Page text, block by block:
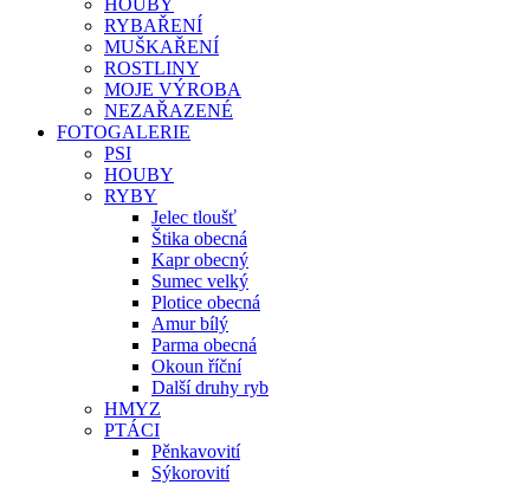
HOUBY
RYBAŘENÍ
MUŠKAŘENÍ
ROSTLINY
MOJE VÝROBA
NEZAŘAZENÉ
FOTOGALERIE
PSI
HOUBY
RYBY
Jelec tloušť
Štika obecná
Kapr obecný
Sumec velký
Plotice obecná
Amur bílý
Parma obecná
Okoun říční
Další druhy ryb
HMYZ
PTÁCI
Pěnkavovití
Sýkorovití